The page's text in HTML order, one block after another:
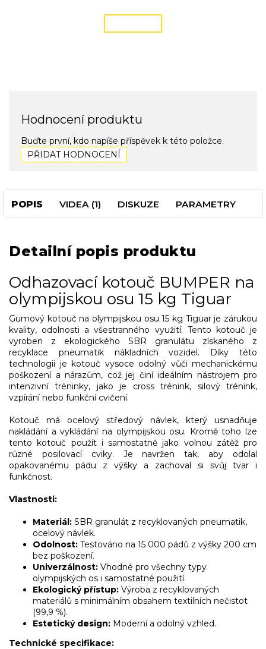
Hodnocení produktu
Buďte první, kdo napíše příspěvek k této položce.
PŘIDAT HODNOCENÍ
POPIS VIDEA (1) DISKUZE PARAMETRY
Detailní popis produktu
Odhazovací kotouč BUMPER na
olympijskou osu 15 kg Tiguar
Gumový kotouč na olympijskou osu 15 kg Tiguar je zárukou
kvality, odolnosti a všestranného využití. Tento kotouč je
vyroben z ekologického SBR granulátu získaného z
recyklace pneumatik nákladních vozidel. Díky této
technologii je kotouč vysoce odolný vůči mechanickému
poškození a nárazům, což jej činí ideálním nástrojem pro
intenzivní tréninky, jako je cross trénink, silový trénink,
vzpírání nebo funkční cvičení.
Kotouč má ocelový středový návlek, který usnadňuje
nakládání a vykládání na olympijskou osu. Kromě toho lze
tento kotouč použít i samostatně jako volnou zátěž pro
různé posilovací cviky. Je navržen tak, aby odolal
opakovanému pádu z výšky a zachoval si svůj tvar i
funkčnost.
Vlastnosti:
Materiál: SBR granulát z recyklovaných pneumatik,
ocelový návlek.
Odolnost: Testováno na 15 000 pádů z výšky 200 cm
bez poškození.
Univerzálnost: Vhodné pro všechny typy
olympijských os i samostatné použití.
Ekologický přístup: Výroba z recyklovaných
materiálů s minimálním obsahem textilních nečistot
(99,9 %).
Estetický design: Moderní a odolný vzhled.
Technické specifikace: